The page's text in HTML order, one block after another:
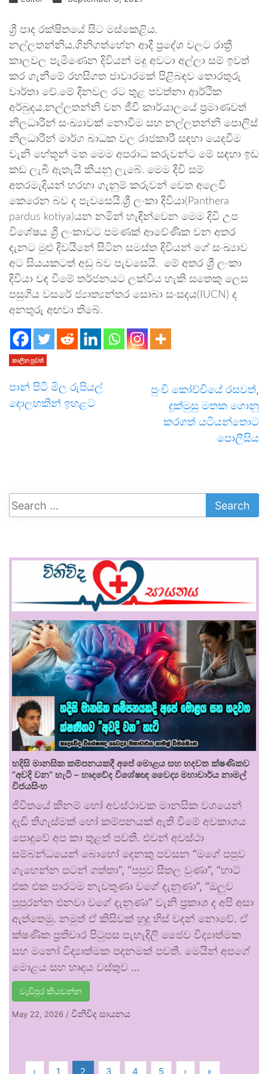
ශ්‍රී පාද රක්ෂිතයේ සිට මස්කෙළිය,
නල්ලතන්නිය,ගිනිගත්හේන ආදී ප්‍රදේශ වලට රාත්‍රී
කාලවල පැමිණෙන දිවියන් මදු අවටා අල්ලා සම් ඉවත්
කර ගැනීමේ රහසිගත ජාවාරමක් පිළිබඳව තොරතුරු
වාර්තා වේ.මේ දිනවල රට තුළ පවත්නා ආර්ථික
අර්බුදය,නල්ලතන්නි වන ජීවී කාර්යාලයේ ප්‍රමාණවත්
නිලධාරීන් සංඛ්‍යාවක් නොවීම සහ නල්ලතන්නි පොලිස්
නිලධාරීන් මාර්ග බාධක වල රාජකාරී සඳහා යෙදවීම
වැනි හේතූන් මත මෙම අපරාධ කරුවන්ට මේ සඳහා ඉඩ
කඩ ලැබී ඇතැයි කියනු ලැබේ. මෙම දිවි සම්
අතරමැදියන් හරහා ගැනුම් කරුවන් වෙත අලෙවි
කෙරෙන බව ද පැවසෙයි.ශ්‍රී ලංකා දිවියා(Panthera
pardus kotiya)යන නමින් හැඳින්වෙන මෙම දිවි උප
විශේෂය ශ්‍රී ලංකාවට පමණක් ආවේණික වන අතර
දැනට මුළු දිවයිනේ සිටින සමස්ත දිවියන් ගේ සංඛ්‍යාව
අට සියයකටත් අඩු බව පැවසෙයි. මේ අතර ශ්‍රී ලංකා
දිවියා වඳ වීමේ තර්ජනයට ලක්විය හැකි සතෙකු ලෙස
පසුගිය වසරේ ජ්‍යාත්‍යන්තර සොබා සංසදය(IUCN) ද
අනතුරු අඟවා තිබේ.
කාලීන පුවත්
පාන් පිටි මිල රුපියල්
දොලහකින් ඉහළට
පුංචි කෝච්චියේ රසවත්,
දුක්මුසු මතක ගොනු
කරගත් යටියන්තොට
පොලීසිය
හදිසි මානසික කම්පනයකදී අපේ මොළය සහ හදවත ක්ෂණිකව
“අවදි වන” හැටි – හෘදවේද විශේෂඥ වෛද්‍ය මහාචාර්ය නාමල්
විජයසිංහ
ජීවිතයේ කිනම් හෝ අවස්ථාවක මානසික වශයෙන්
දැඩි තිගැස්මක් හෝ කම්පනයක් ඇති වීමේ අවකාශය
පොදුවේ අප කා තුළත් පවතී. එවන් අවස්ථා
සම්බන්ධයෙන් බොහෝ දෙනකු පවසන “මගේ පපුව
ගැහෙන්න පටන් ගත්තා”, “පපුව සීතල වුණා”, “හාට්
එක එක පාරටම නැවතුණා වගේ දැනුණා”, “ඔලුව
පුපුරන්න එනවා වගේ දැනුණා” වැනි ප්‍රකාශ ද අපි අසා
ඇත්තෙමු. නමුත් ඒ කිසිවක් හුදු හිස් වදන් නොවේ. ඒ
ක්ෂණික ප්‍රතිචාර පිටුපස පැහැදිලි ජෛව විද්‍යාත්මක
සහ මනෝ විද්‍යාත්මක පදනමක් පවතී. මෙයින් අපගේ
මොළය සහ හෘදය වස්තුව …
වැඩිපුර කියවන්න
May 22, 2026 / විනිවිද සායනය
‹ 1 2 3 4 5 › »